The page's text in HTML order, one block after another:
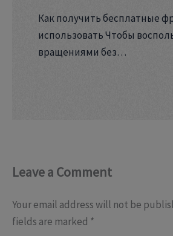
Как получить бесплатные
использовать Чтобы
вращениями без…
Leave a Comment
Your email address will not be
fields are marked *